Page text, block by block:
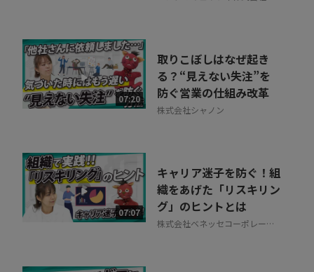
07:20
取りこぼしはなぜ起き
る？“見えない失注”を
防ぐ営業の仕組み改革
株式会社シャノン
07:07
キャリア迷子を防ぐ！組
織をあげた「リスキリン
グ」のヒントとは
株式会社ベネッセコーポレーシ